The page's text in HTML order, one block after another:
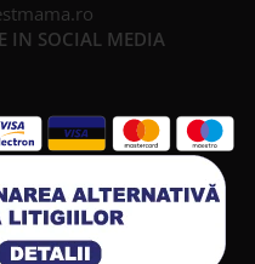
IN SOCIAL MEDIA